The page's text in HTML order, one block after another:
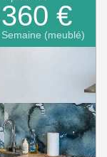
360 €
Semaine (meublé)